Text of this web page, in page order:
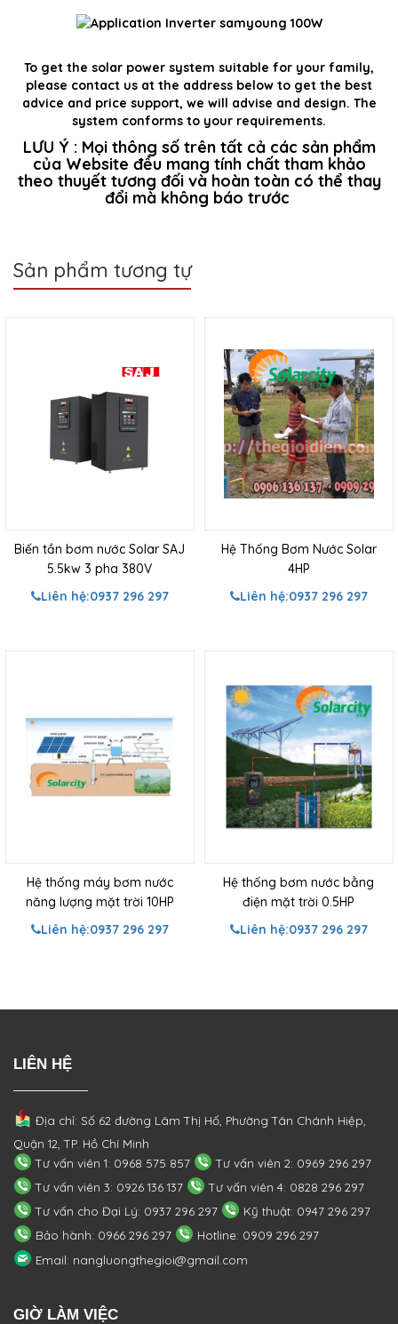
To get the solar power system suitable for your family,
please contact us at the address below to get the best
advice and price support, we will advise and design. The
system conforms to your requirements.
LƯU Ý : Mọi thông số trên tất cả các sản phẩm
của Website đều mang tính chất tham khảo
theo thuyết tương đối và hoàn toàn có thể thay
đổi mà không báo trước
Sản phẩm tương tự
Biến tần bơm nước Solar SAJ
5.5kw 3 pha 380V
Liên hệ:0937 296 297
Hệ Thống Bơm Nước Solar
4HP
Liên hệ:0937 296 297
Hệ thống máy bơm nước
năng lượng mặt trời 10HP
Liên hệ:0937 296 297
Hệ thống bơm nước bằng
điện mặt trời 0.5HP
Liên hệ:0937 296 297
LIÊN HỆ
Địa chỉ: Số 62 đường Lâm Thị Hố, PhườngTân Chánh Hiệp,
Quận 12, TP. Hồ Chí Minh
Tư vấn viên 1: 0968 575 857
Tư vấn viên 2: 0969 296 297
Tư vấn viên 3: 0926 136 137
Tư vấn viên 4: 0828 296 297
Tư vấn cho Đại Lý: 0937 296 297
Kỹ thuật: 0947 296 297
Bảo hành: 0966 296 297
Hotline: 0909 296 297
Email: nangluongthegioi@gmail.com
GIỜ LÀM VIỆC